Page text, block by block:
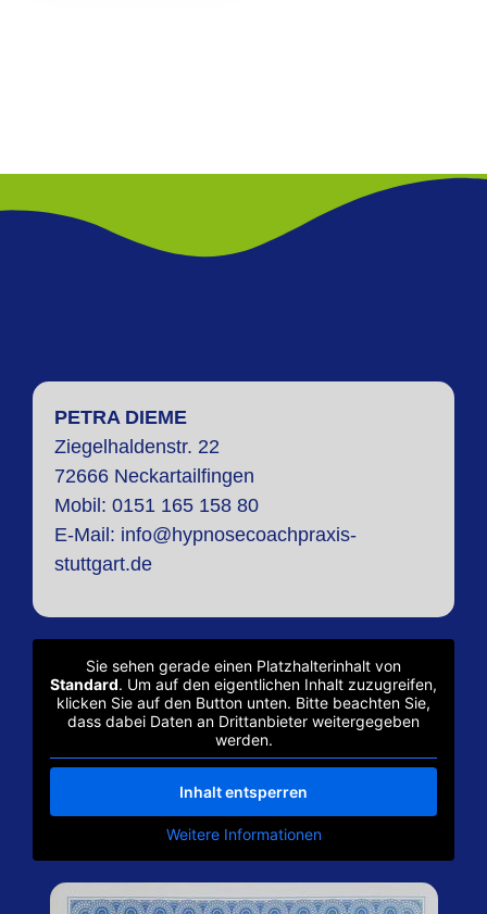
PETRA DIEME
Ziegelhaldenstr. 22
72666 Neckartailfingen
Mobi l: 0151 165 158 80
E-Mail: info@hypnosecoachpraxis-
stuttgart.de
Sie sehen gerade einen Platzhalterinhalt von
Standard. Um auf den eigentlichen Inhalt zuzugreifen,
klicken Sie auf den Button unten. Bitte beachten Sie,
dass dabei Daten an Drittanbieter weitergegeben
werden.
Inhalt entsperren
Weitere Informationen